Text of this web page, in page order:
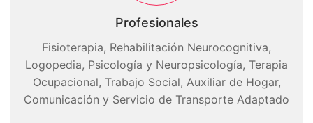
Profesionales
Fisioterapia, Rehabilitación Neurocognitiva,
Logopedia, Psicología y Neuropsicología, Terapia
Ocupacional, Trabajo Social, Auxiliar de Hogar,
Comunicación y Servicio de Transporte Adaptado